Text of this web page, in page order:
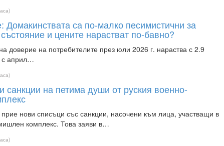
са по-малко песимистични за
и цените нарастват по-бавно?
доверие на потребителите през юли 2026 г. нараства с 2.9
с април…
на петима души от руския военно-
нови списъци със санкции, насочени към лица, участващи в
комплекс. Това заяви в…